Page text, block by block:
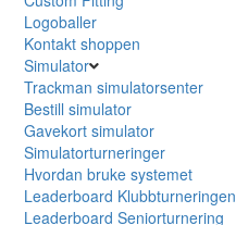
Logoballer
Kontakt shoppen
Simulator
Trackman simulatorsenter
Bestill simulator
Gavekort simulator
Simulatorturneringer
Hvordan bruke systemet
Leaderboard Klubbturneringen
Leaderboard Seniorturnering